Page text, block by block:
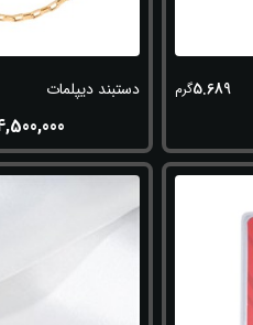
5.689گرم دستبند دیپلمات